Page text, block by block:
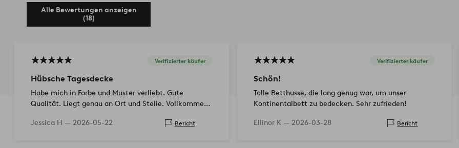
Alle Bewertungen anzeigen
(18)
Verifizierter käufer
Hübsche Tagesdecke
Habe mich in Farbe und Muster verliebt. Gute
Qualität. Liegt genau an Ort und Stelle. Vollkommen
Jessica H — 2026-05-22 Bericht
Verifizierter käufer
Schön!
Tolle Betthusse, die lang genug war, um unser
Kontinentalbett zu bedecken. Sehr zufrieden!
Ellinor K — 2026-03-28 Bericht